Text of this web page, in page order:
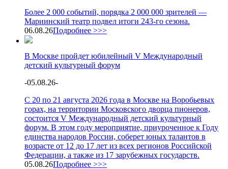
Более 2 000 событий, порядка 2 000 000 зрителей —
Мариинский театр подвел итоги 243-го сезона.
06.08.26Подробнее >>>
В Москве пройдет юбилейный V Международный
детский культурный форум
-05.08.26-
С 20 по 21 августа 2026 года в Москве на Воробьевых
горах, на территории Московского дворца пионеров,
состоится V Международный детский культурный
форум. В этом году мероприятие, приуроченное к Году
единства народов России, соберет юных талантов в
возрасте от 12 до 17 лет из всех регионов Российской
Федерации, а также из 17 зарубежных государств.
05.08.26Подробнее >>>